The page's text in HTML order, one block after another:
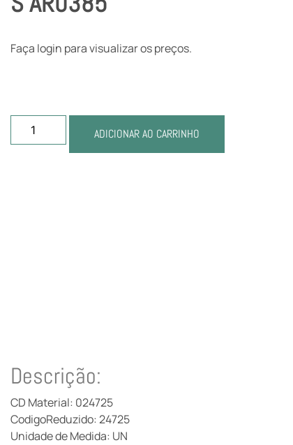
Faça login para visualizar os preços.
ADICIONAR AO CARRINHO
Descrição:
CD Material: 024725
CodigoReduzido: 24725
Unidade de Medida: UN